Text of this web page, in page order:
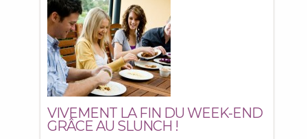
VIVEMENT LA FIN DU WEEK-END
GRÂCE AU SLUNCH !